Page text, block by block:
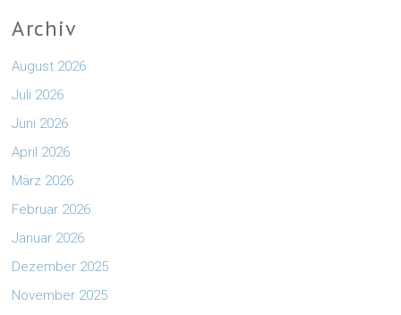
Archiv
August 2026
Juli 2026
Juni 2026
April 2026
März 2026
Februar 2026
Januar 2026
Dezember 2025
November 2025